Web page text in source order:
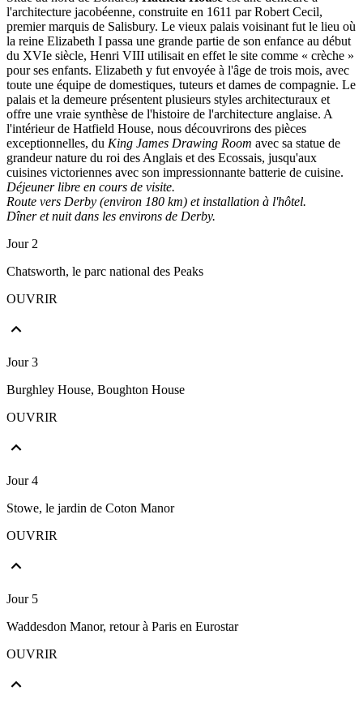
l'architecture jacobéenne, construite en 1611 par Robert Cecil,
premier marquis de Salisbury. Le vieux palais voisinant fut le lieu où
la reine Elizabeth I passa une grande partie de son enfance au début
du XVIe siècle, Henri VIII utilisait en effet le site comme « crèche »
pour ses enfants. Elizabeth y fut envoyée à l'âge de trois mois, avec
toute une équipe de domestiques, tuteurs et dames de compagnie. Le
palais et la demeure présentent plusieurs styles architecturaux et
offre une vraie synthèse de l'histoire de l'architecture anglaise. A
l'intérieur de Hatfield House, nous découvrirons des pièces
exceptionnelles, du King James Drawing Room avec sa statue de
grandeur nature du roi des Anglais et des Ecossais, jusqu'aux
cuisines victoriennes avec son impressionnante batterie de cuisine.
Déjeuner libre en cours de visite.
Route vers Derby (environ 180 km) et installation à l'hôtel.
Dîner et nuit dans les environs de Derby.
Jour 2
Chatsworth, le parc national des Peaks
OUVRIR
Jour 3
Burghley House, Boughton House
OUVRIR
Jour 4
Stowe, le jardin de Coton Manor
OUVRIR
Jour 5
Waddesdon Manor, retour à Paris en Eurostar
OUVRIR